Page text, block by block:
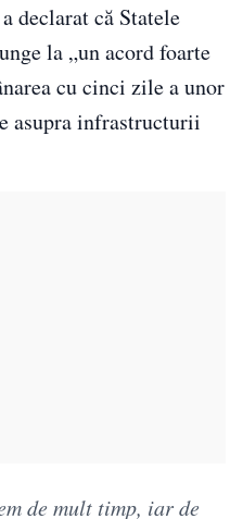
declarat că Statele
la „un acord foarte
cu cinci zile a unor
asupra infrastructurii
de mult timp, iar de